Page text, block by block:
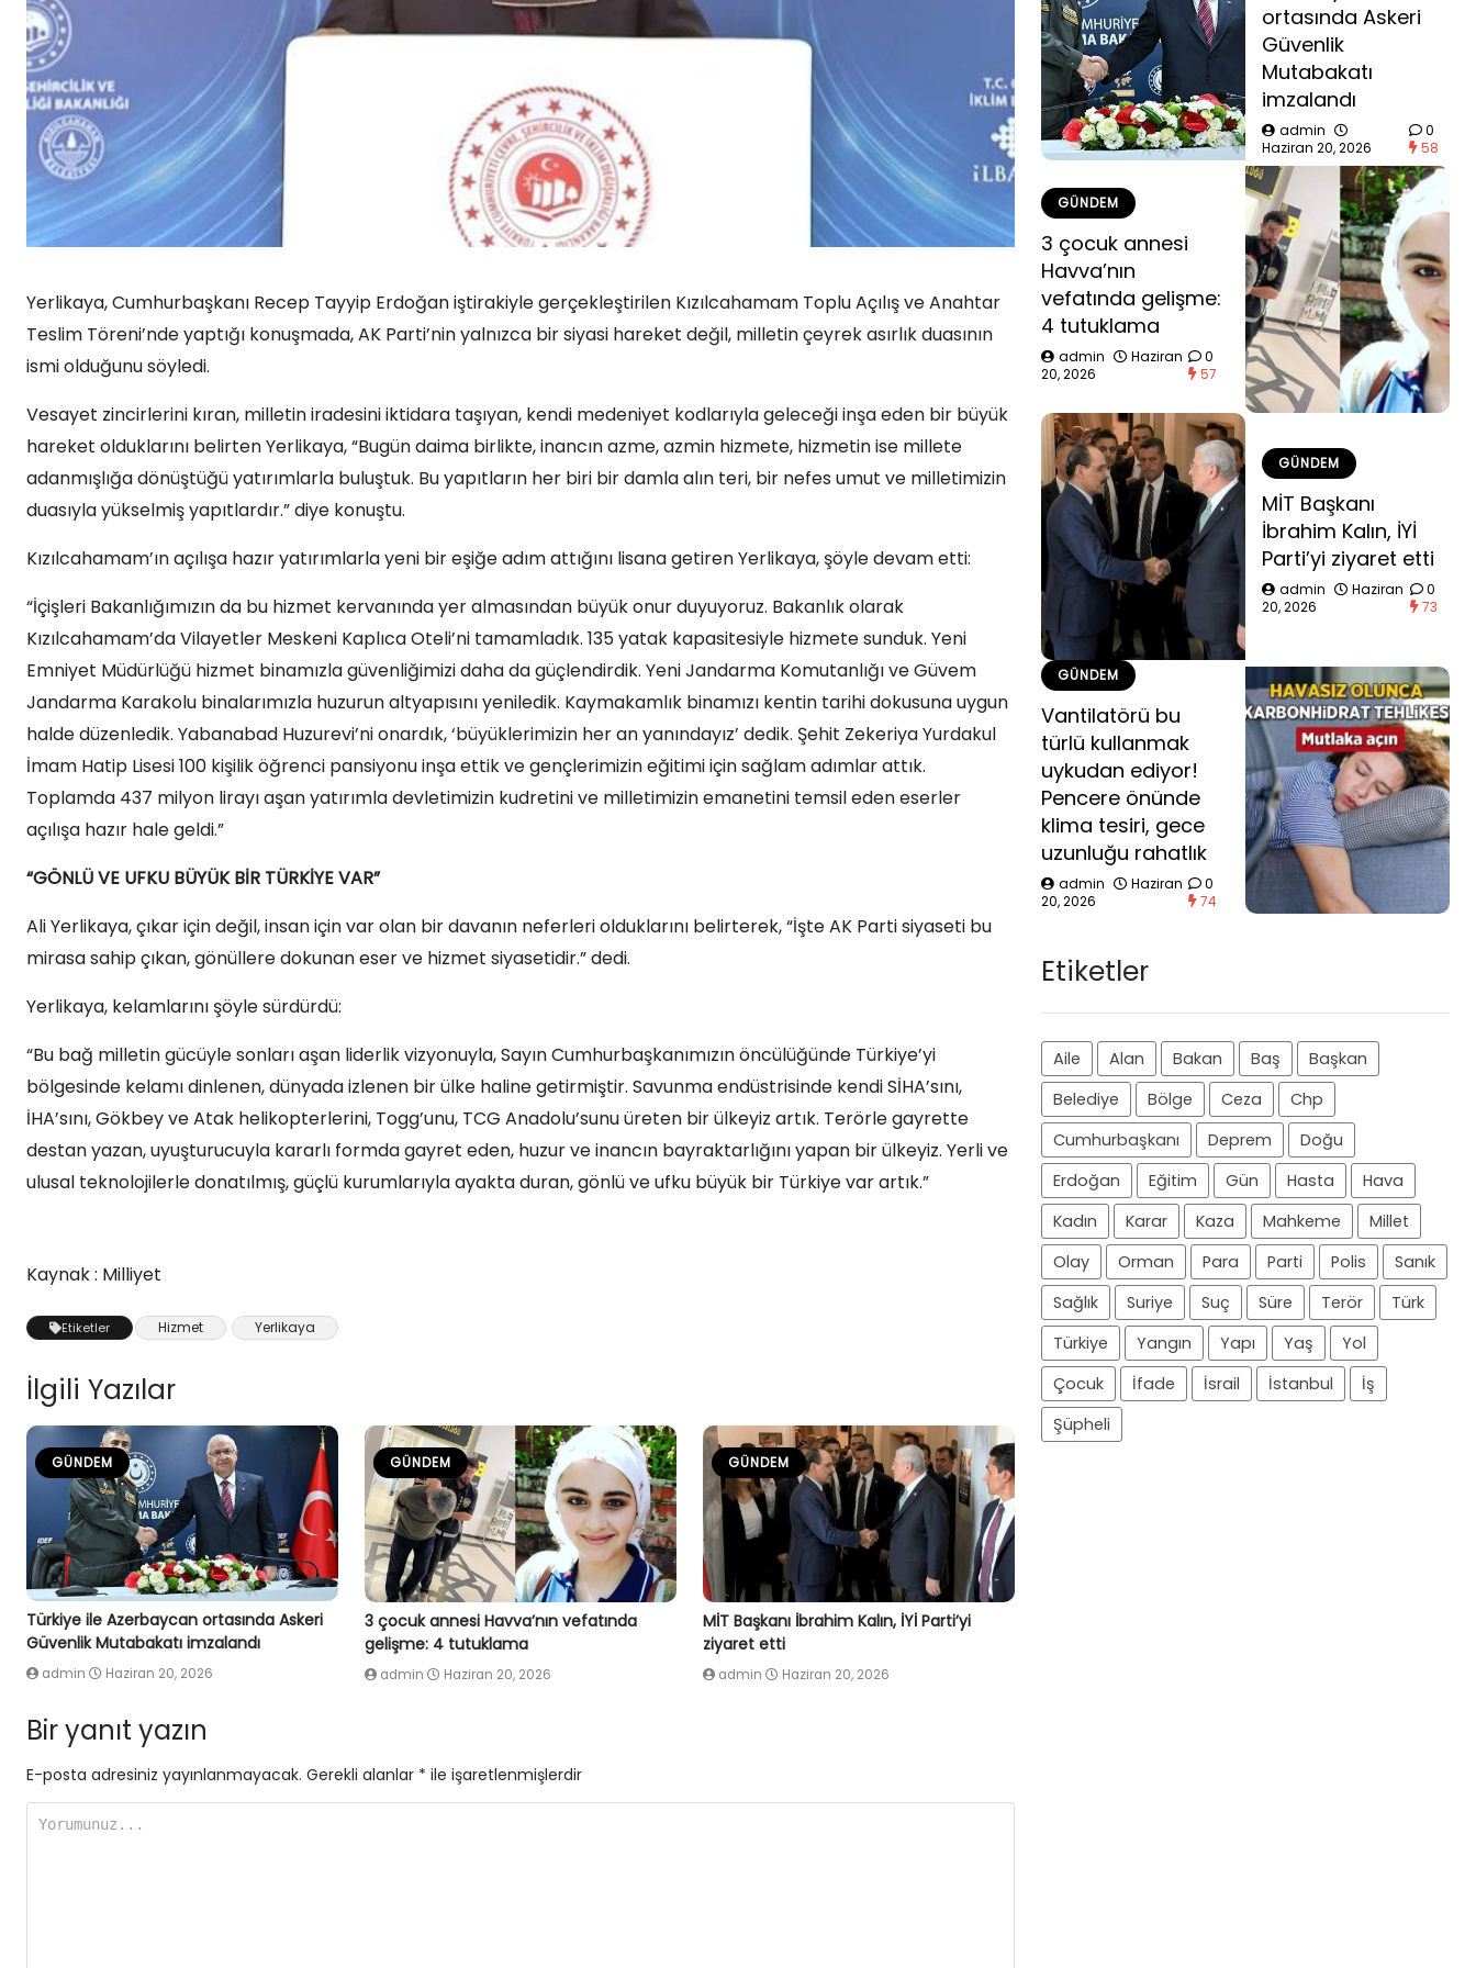
Yerlikaya, Cumhurbaşkanı Recep Tayyip Erdoğan iştirakiyle gerçekleştirilen Kızılcahamam Toplu Açılış ve Anahtar
Teslim Töreni’nde yaptığı konuşmada, AK Parti’nin yalnızca bir siyasi hareket değil, milletin çeyrek asırlık duasının
ismi olduğunu söyledi.
Vesayet zincirlerini kıran, milletin iradesini iktidara taşıyan, kendi medeniyet kodlarıyla geleceği inşa eden bir büyük
hareket olduklarını belirten Yerlikaya, “Bugün daima birlikte, inancın azme, azmin hizmete, hizmetin ise millete
adanmışlığa dönüştüğü yatırımlarla buluştuk. Bu yapıtların her biri bir damla alın teri, bir nefes umut ve milletimizin
duasıyla yükselmiş yapıtlardır.” diye konuştu.
Kızılcahamam’ın açılışa hazır yatırımlarla yeni bir eşiğe adım attığını lisana getiren Yerlikaya, şöyle devam etti:
“İçişleri Bakanlığımızın da bu hizmet kervanında yer almasından büyük onur duyuyoruz. Bakanlık olarak
Kızılcahamam’da Vilayetler Meskeni Kaplıca Oteli’ni tamamladık. 135 yatak kapasitesiyle hizmete sunduk. Yeni
Emniyet Müdürlüğü hizmet binamızla güvenliğimizi daha da güçlendirdik. Yeni Jandarma Komutanlığı ve Güvem
Jandarma Karakolu binalarımızla huzurun altyapısını yeniledik. Kaymakamlık binamızı kentin tarihi dokusuna uygun
halde düzenledik. Yabanabad Huzurevi’ni onardık, ‘büyüklerimizin her an yanındayız’ dedik. Şehit Zekeriya Yurdakul
İmam Hatip Lisesi 100 kişilik öğrenci pansiyonu inşa ettik ve gençlerimizin eğitimi için sağlam adımlar attık.
Toplamda 437 milyon lirayı aşan yatırımla devletimizin kudretini ve milletimizin emanetini temsil eden eserler
açılışa hazır hale geldi.”
“GÖNLÜ VE UFKU BÜYÜK BİR TÜRKİYE VAR”
Ali Yerlikaya, çıkar için değil, insan için var olan bir davanın neferleri olduklarını belirterek, “İşte AK Parti siyaseti bu
mirasa sahip çıkan, gönüllere dokunan eser ve hizmet siyasetidir.” dedi.
Yerlikaya, kelamlarını şöyle sürdürdü:
“Bu bağ milletin gücüyle sonları aşan liderlik vizyonuyla, Sayın Cumhurbaşkanımızın öncülüğünde Türkiye’yi
bölgesinde kelamı dinlenen, dünyada izlenen bir ülke haline getirmiştir. Savunma endüstrisinde kendi SİHA’sını,
İHA’sını, Gökbey ve Atak helikopterlerini, Togg’unu, TCG Anadolu’sunu üreten bir ülkeyiz artık. Terörle gayrette
destan yazan, uyuşturucuyla kararlı formda gayret eden, huzur ve inancın bayraktarlığını yapan bir ülkeyiz. Yerli ve
ulusal teknolojilerle donatılmış, güçlü kurumlarıyla ayakta duran, gönlü ve ufku büyük bir Türkiye var artık.”
Kaynak : Milliyet
Etiketler Hizmet Yerlikaya
İlgili Yazılar
GÜNDEM
Türkiye ile Azerbaycan ortasında Askeri
Güvenlik Mutabakatı imzalandı
admin Haziran 20, 2026
GÜNDEM
3 çocuk annesi Havva’nın vefatında
gelişme: 4 tutuklama
admin Haziran 20, 2026
GÜNDEM
MİT Başkanı İbrahim Kalın, İYİ Parti’yi
ziyaret etti
admin Haziran 20, 2026
Bir yanıt yazın
E-posta adresiniz yayınlanmayacak. Gerekli alanlar * ile işaretlenmişlerdir
ortasında Askeri
Güvenlik
Mutabakatı
imzalandı
admin
Haziran 20, 2026
0
58
GÜNDEM
3 çocuk annesi
Havva’nın
vefatında gelişme:
4 tutuklama
admin
Haziran
20, 2026
0
57
GÜNDEM
MİT Başkanı
İbrahim Kalın, İYİ
Parti’yi ziyaret etti
admin
Haziran
20, 2026
0
73
GÜNDEM
Vantilatörü bu
türlü kullanmak
uykudan ediyor!
Pencere önünde
klima tesiri, gece
uzunluğu rahatlık
admin
Haziran
20, 2026
0
74
Etiketler
Aile Alan Bakan Baş
Başkan
Belediye
Bölge Ceza
Chp
Cumhurbaşkanı
Deprem
Doğu
Erdoğan
Eğitim Gün Hasta
Hava
Kadın
Karar Kaza Mahkeme
Millet
Olay
Orman Para Parti Polis
Sanık
Sağlık
Suriye Suç Süre Terör
Türk
Türkiye
Yangın Yapı Yaş
Yol
Çocuk
İfade İsrail İstanbul
İş
Şüpheli